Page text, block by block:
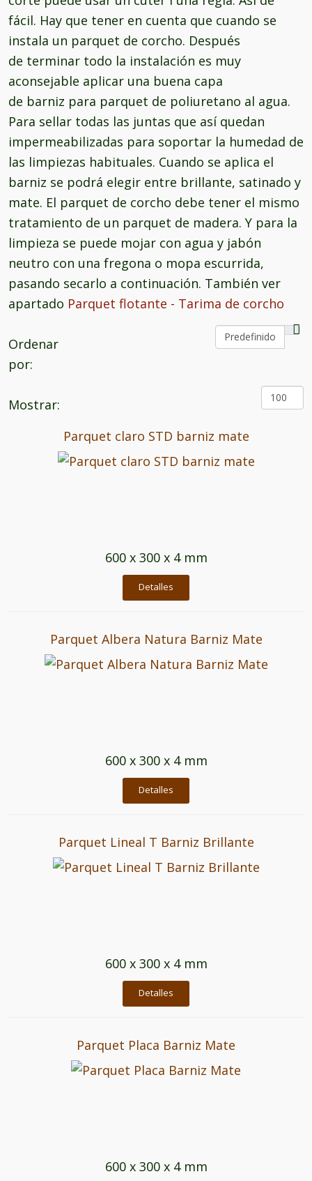
fácil. Hay que tener en cuenta que cuando se
instala un parquet de corcho. Después
de terminar todo la instalación es muy
aconsejable aplicar una buena capa
de barniz para parquet de poliuretano al agua.
Para sellar todas las juntas que así quedan
impermeabilizadas para soportar la humedad de
las limpiezas habituales. Cuando se aplica el
barniz se podrá elegir entre brillante, satinado y
mate. El parquet de corcho debe tener el mismo
tratamiento de un parquet de madera. Y para la
limpieza se puede mojar con agua y jabón
neutro con una fregona o mopa escurrida,
pasando secarlo a continuación. También ver
apartado Parquet flotante - Tarima de corcho
Ordenar
por:
Mostrar:
Parquet claro STD barniz mate
600 x 300 x 4 mm
Detalles
Parquet Albera Natura Barniz Mate
600 x 300 x 4 mm
Detalles
Parquet Lineal T Barniz Brillante
600 x 300 x 4 mm
Detalles
Parquet Placa Barniz Mate
600 x 300 x 4 mm